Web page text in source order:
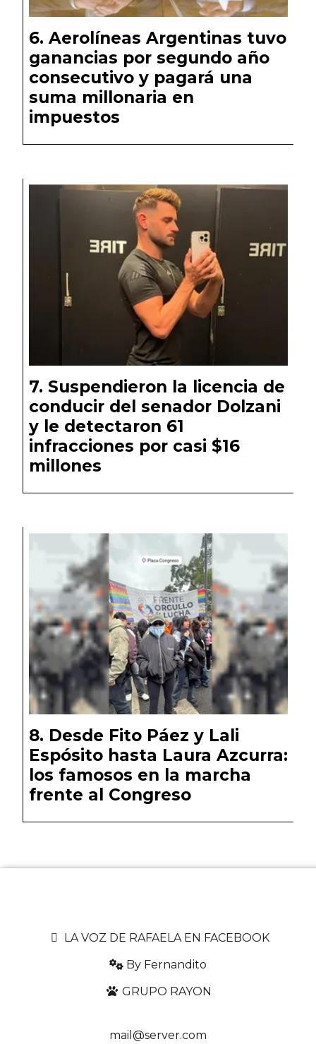
Aerolíneas Argentinas tuvo
ganancias por segundo año
consecutivo y pagará una
suma millonaria en
impuestos
Suspendieron la licencia de
conducir del senador Dolzani
y le detectaron 61
infracciones por casi $16
millones
Desde Fito Páez y Lali
Espósito hasta Laura Azcurra:
los famosos en la marcha
frente al Congreso
LA VOZ DE RAFAELA EN FACEBOOK
By Fernandito
GRUPO RAYON
mail@server.com